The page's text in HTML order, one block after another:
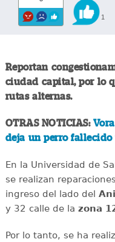
1
Reportan
ciudad capital, por lo
rutas alternas.
OTRAS NOTICIAS:
deja un perro
En la Universidad de
se realizan
ingreso del lado del
y 32 calle de la zona
Por lo tanto, se ha